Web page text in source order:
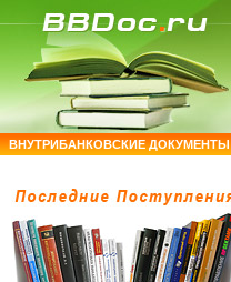
ВНУТРИБАНКОВСКИЕ ДОКУМЕНТЫ